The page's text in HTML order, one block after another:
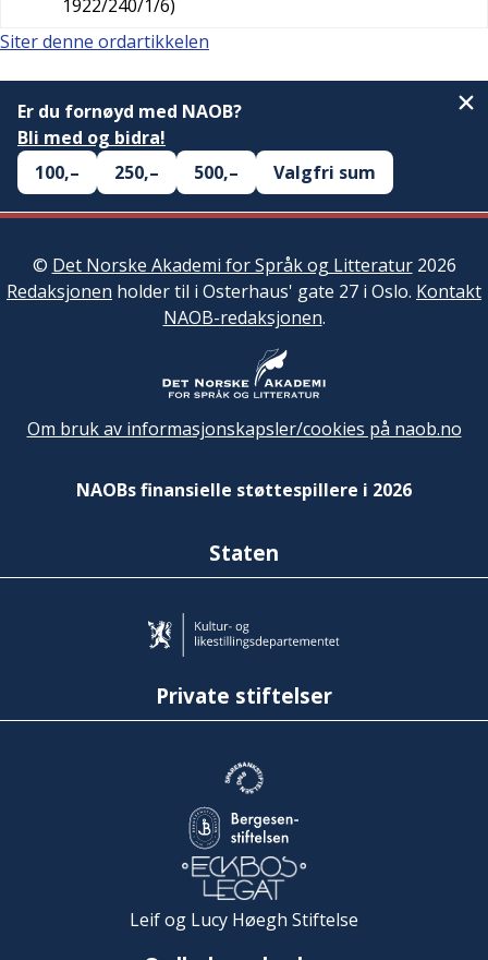
1922/240/1/6)
Siter denne ordartikkelen
Er du fornøyd med NAOB?
Bli med og bidra!
100,–
250,– 500,– Valgfri sum
© Det Norske Akademi for Språk og Litteratur2026
Redaksjonen holder til i Osterhaus' gate 27 i Oslo. Kontakt
NAOB-redaksjonen.
Om bruk av informasjonskapsler/cookies på naob.no
NAOBs finansielle støttespillere i 2026
Staten
Private stiftelser
Leif og Lucy Høegh Stiftelse